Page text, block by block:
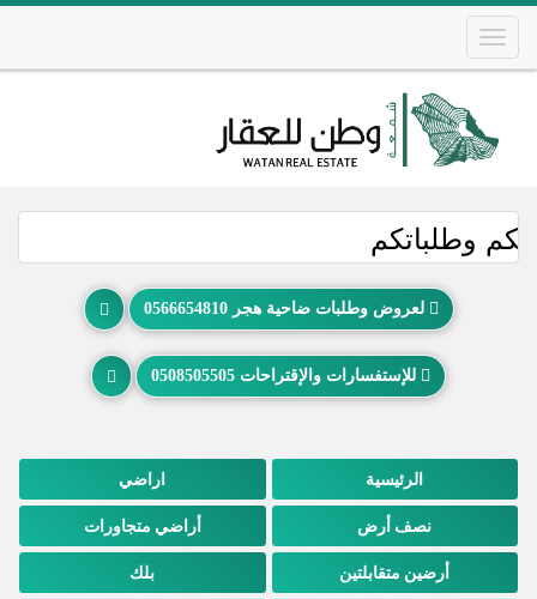
Skip
لعروض وطلبات ضاحية هجر 0566654810
للإستفسارات والإقتراحات 0508505505
الرئيسية اراضي
نصف أرض أراضي متجاورات
أرضين متقابلتين بلك